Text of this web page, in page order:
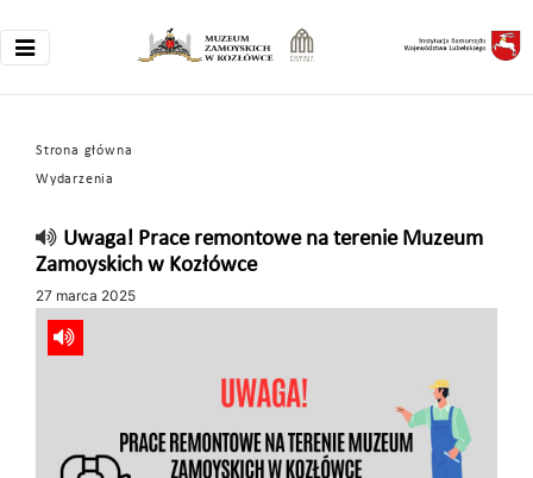
Strona główna
Wydarzenia
Uwaga! Prace remontowe na terenie Muzeum
Zamoyskich w Kozłówce
27 marca 2025